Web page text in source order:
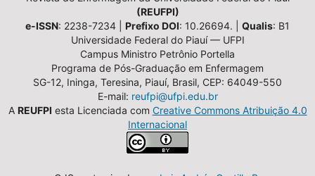
(REUFPI)
e-ISSN: 2238-7234 | Prefixo DOI: 10.26694. | Qualis: B1
Universidade Federal do Piauí — UFPI
Campus Ministro Petrônio Portella
Programa de Pós-Graduação em Enfermagem
SG-12, Ininga, Teresina, Piauí, Brasil, CEP: 64049-550
E-mail: reufpi@ufpi.edu.br
A REUFPI esta Licenciada com Creative Commons Atribuição 4.0
Internacional